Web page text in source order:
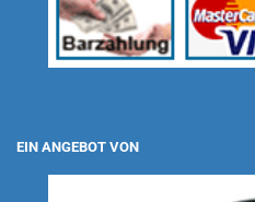
EIN ANGEBOT VON